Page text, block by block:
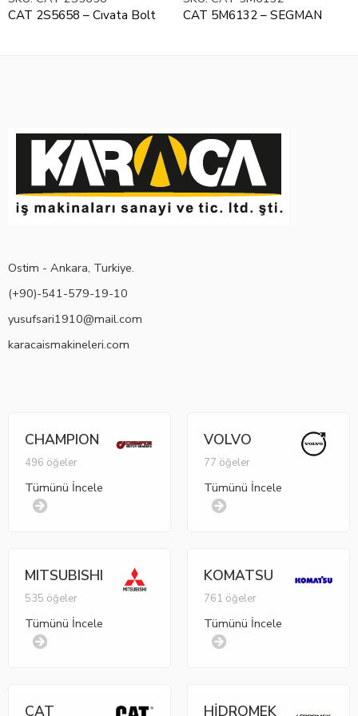
CAT 2S5658 – Cıvata Bolt
CAT 5M6132 – SEGMAN
Ostim - Ankara, Turkiye.
(+90)-541-579-19-10
yusufsari1910@mail.com
karacaismakineleri.com
CHAMPION
496 öğeler
Tümünü İncele
VOLVO
77 öğeler
Tümünü İncele
MITSUBISHI
535 öğeler
Tümünü İncele
KOMATSU
761 öğeler
Tümünü İncele
CAT HİDROMEK